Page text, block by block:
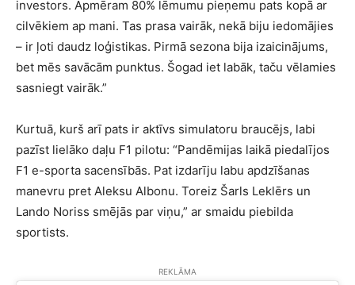
investors. Apmēram 80% lēmumu pieņemu pats kopā ar
cilvēkiem ap mani. Tas prasa vairāk, nekā biju iedomājies
– ir ļoti daudz loģistikas. Pirmā sezona bija izaicinājums,
bet mēs savācām punktus. Šogad iet labāk, taču vēlamies
sasniegt vairāk.”
Kurtuā, kurš arī pats ir aktīvs simulatoru braucējs, labi
pazīst lielāko daļu F1 pilotu: “Pandēmijas laikā piedalījos
F1 e-sporta sacensībās. Pat izdarīju labu apdzīšanas
manevru pret Aleksu Albonu. Toreiz Šarls Leklērs un
Lando Noriss smējās par viņu,” ar smaidu piebilda
sportists.
REKLĀMA